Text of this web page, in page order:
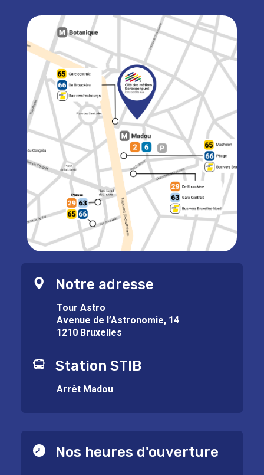
Notre adresse
Tour Astro
Avenue de l’Astronomie, 14
1210 Bruxelles
Station STIB
Arrêt Madou
Nos heures d'ouverture